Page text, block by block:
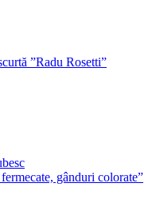
”Radu Rosetti”
gânduri colorate”